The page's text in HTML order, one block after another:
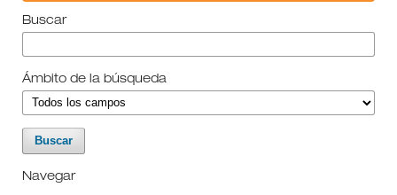
Buscar
Ámbito de la búsqueda
Navegar